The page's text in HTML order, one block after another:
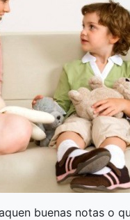
buenas notas o